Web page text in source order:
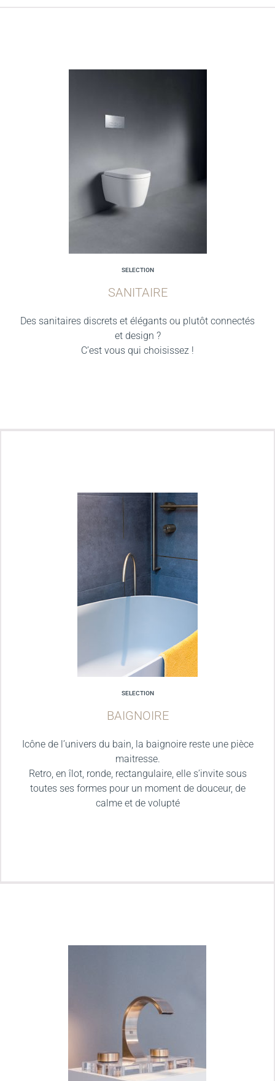
SELECTION
SANITAIRE
Des sanitaires discrets et élégants ou plutôt connectés
et design ?
C’est vous qui choisissez !
SELECTION
BAIGNOIRE
Icône de l’univers du bain, la baignoire reste une pièce
maitresse.
Retro, en îlot, ronde, rectangulaire, elle s’invite sous
toutes ses formes pour un moment de douceur, de
calme et de volupté